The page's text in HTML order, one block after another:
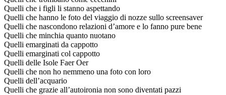
Quelli che i figli li stanno aspettando
Quelli che hanno le foto del viaggio di nozze sullo screensaver
Quelli che nascondono relazioni d’amore e lo fanno pure bene
Quelli che minchia quanto nuotano
Quelli emarginati da cappotto
Quelli emarginati col cappotto
Quelli delle Isole Faer Oer
Quelli che non ho nemmeno una foto con loro
Quelli dell’acquario
Quelli che grazie all’autoironia non sono diventati pazzi